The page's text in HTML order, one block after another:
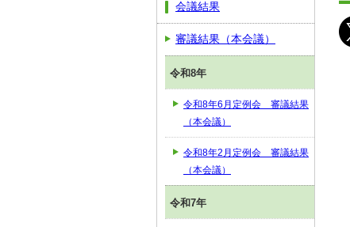
会議結果
審議結果（本会議）
令和8年
令和8年6月定例会 審議結果
（本会議）
令和8年2月定例会 審議結果
（本会議）
令和7年